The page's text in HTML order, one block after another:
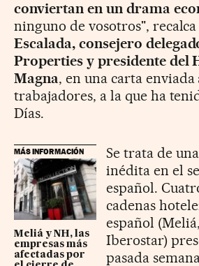
conviertan en un drama
ninguno de vosotros",
Escalada, consejero
Properties y presidente del
Magna, en una carta enviada
trabajadores, a la que ha
Días.
MÁS INFORMACIÓN
Meliá y NH, las
empresas más
afectadas por
Se trata de
inédita en el
español.
cadenas
español
Iberostar)
pasada